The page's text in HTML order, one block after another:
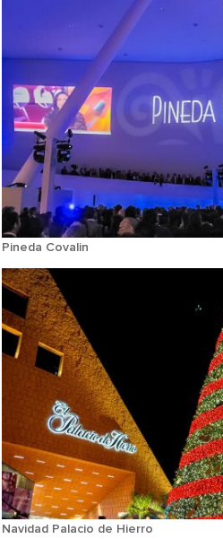
Pineda Covalin
Navidad Palacio de Hierro